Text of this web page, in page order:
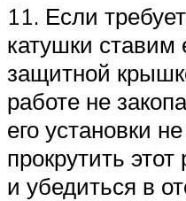
11. Если
катушки
защитной
работе не
его установки
прокрутить
и убедиться в